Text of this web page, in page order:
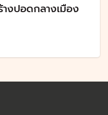
งปอดกลางเมือง